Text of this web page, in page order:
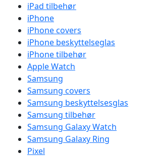
iPad tilbehør
iPhone
iPhone covers
iPhone beskyttelseglas
iPhone tilbehør
Apple Watch
Samsung
Samsung covers
Samsung beskyttelsesglas
Samsung tilbehør
Samsung Galaxy Watch
Samsung Galaxy Ring
Pixel